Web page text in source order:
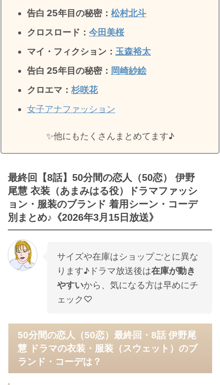
告白 25年目の秘密： 松村北斗
クロスロード： 今田美桜
マイ・フィクション： 玉森裕太
告白 25年目の秘密： 岡崎紗絵
クロエマ： 杉咲花
女子アナファッション
✨️他にもたくさんまとめてます♪
最終回【8話】50分間の恋人（50恋） 伊野
尾慧 衣装（あまみはる役）ドラマファッシ
ョン・服装のブランド 着用シーン・コーデ
別まとめ♪《2026年3月15日放送》
サイズや在庫はショップごとに異な
ります♪ドラマ放送後は在庫が動き
やすいから、気になる方は早めにチ
ェック♡
50分間の恋人（50恋）最終回・8話 伊野尾
慧 ドラマの衣装・服装（スウェット）のブ
ランド・コーデは？